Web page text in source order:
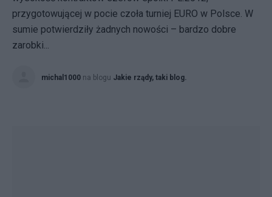
przygotowującej w pocie czoła turniej EURO w Polsce. W
sumie potwierdziły żadnych nowości – bardzo dobre
zarobki...
michal1000 na blogu Jakie rządy, taki blog.